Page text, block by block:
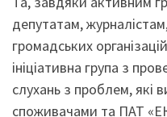
депутатам,
громадських
ініціативна група з
слухань з проблем, які
споживачами та ПАТ